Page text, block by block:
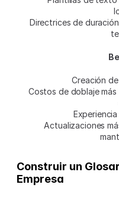
Directrices de
Creación
Costos de doblaje
Actualizaciones
Construir un
Empresa